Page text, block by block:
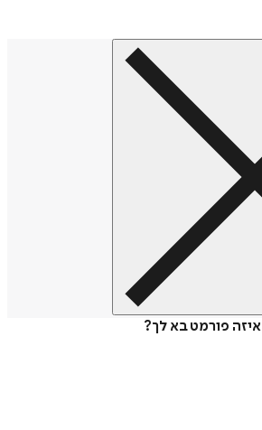
איזה פורמט בא לך?